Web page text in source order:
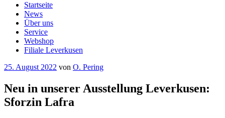
Startseite
News
Über uns
Service
Webshop
Filiale Leverkusen
Veröffentlicht
25. August 2022 von O. Pering
Neu in unserer Ausstellung Leverkusen:
Sforzin Lafra